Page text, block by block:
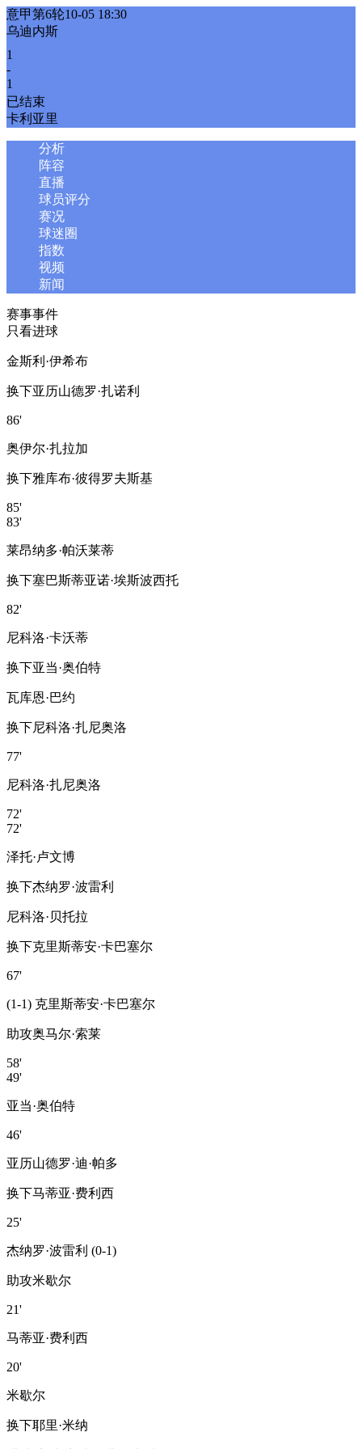
意甲第6轮10-05 18:30
乌迪内斯
1
-
1
已结束
卡利亚里
分析
阵容
直播
球员评分
赛况
球迷圈
指数
视频
新闻
赛事事件
只看进球
金斯利·伊希布
换下亚历山德罗·扎诺利
86'
奥伊尔·扎拉加
换下雅库布·彼得罗夫斯基
85'
83'
莱昂纳多·帕沃莱蒂
换下塞巴斯蒂亚诺·埃斯波西托
82'
尼科洛·卡沃蒂
换下亚当·奥伯特
瓦库恩·巴约
换下 尼科洛·扎尼奥洛
77'
尼科洛·扎尼奥洛
72'
72'
泽托·卢文博
换下杰纳罗·波雷利
尼科洛·贝托拉
换下克里斯蒂安·卡巴塞尔
67'
(1-1) 克里斯蒂安·卡巴塞尔
助攻奥马尔·索莱
58'
49'
亚当·奥伯特
46'
亚历山德罗·迪·帕多
换下马蒂亚·费利西
25'
杰纳罗·波雷利 (0-1)
助攻米歇尔
21'
马蒂亚·费利西
20'
米歇尔
换下耶里·米纳